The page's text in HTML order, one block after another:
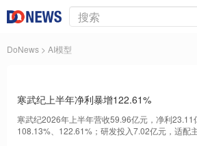
DoNews > AI模型
寒武纪上半年净利暴增122.61%
寒武纪2026年上半年营收59.96亿元，净利23.11
108.13%、122.61%；研发投入7.02亿元，适配